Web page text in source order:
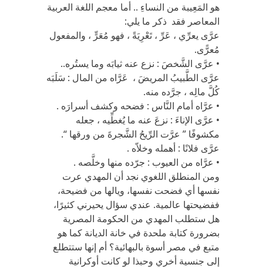
هو المَعِيبة من النساءِ .. أما معجم اللغة العربية
المعاصر فقد ذكر ما يلي:
عرَّى يعرِّي ، عَرِّ ، تَعْرِيَةً ، فهو مُعَرٍّ ، والمفعول
مُعرًّى.
• عرَّى الشَّخصَ : نزع عنه ثيابَه وما يستُره..
عرَّى الطَّبيبُ المريضَ ، عَرَّاه من المال : سَلَبَه
كُلَّ مالِه ، جرَّده منه.
• عرَّاه أمام النَّاس : فضحه وكشف أسرارَه .
• عرَّى الإناءَ : نزعَ عنه ما يُغطِّيه ، جعله
مكشوفًا ” عرَّت الرِّيحُ الشَّجرةَ من ورقها “.
عرَّى فلانًا : أهمله وخلاّه .
• عرَّاه من العيوب : جرّده منها وخلَّصه .
ومن المنطلق اللغوي نجد أن المهدي عرت
نفسها أي فضحت نفسها، ويالها من فضيحة،
ففضيحتها عالمية. عندي سؤال يحيرني كثيرًا،
هل ستطلب المهدي من الحكومة المصرية
بضرورة كتابة ملحدة في خانة الديانة كما هو
متبع في مصر أسوة بالبهائية؟ أم إنها ستتطلع
إلى جنسية أخري وحبذا لو كانت أوكرانية